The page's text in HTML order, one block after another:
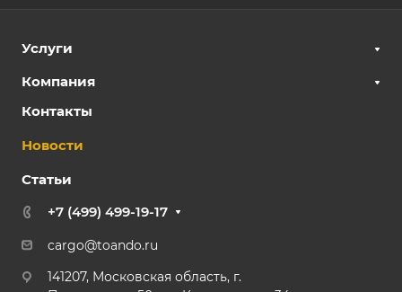
Услуги
Компания
Контакты
Новости
Статьи
+7 (499) 499-19-17
cargo@toando.ru
141207, Московская область, г.